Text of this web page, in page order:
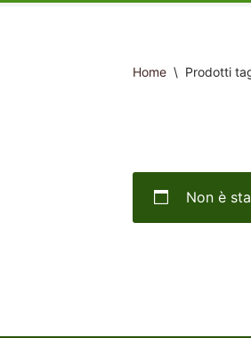
Home \ Prodotti
Non è